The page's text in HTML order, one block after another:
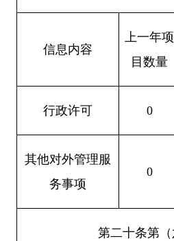
信息内容
上一年项
目数量
行政许可 0
其他对外管理服
务事项
0
第二十条第